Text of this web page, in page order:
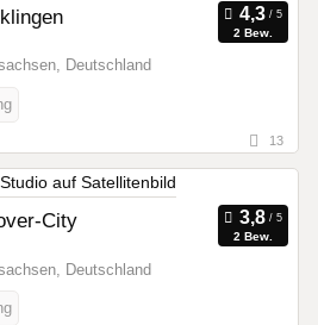
2 Bew.
Deutschland
13
City
2 Bew.
Deutschland